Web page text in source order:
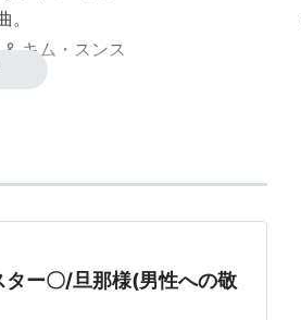
キム・スンス
ー〇/旦那様(男性への敬